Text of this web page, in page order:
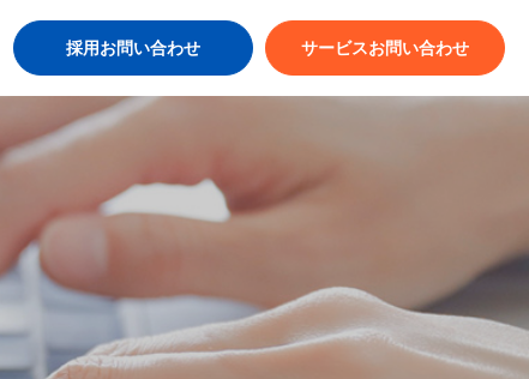
採用お問い合わせ サービスお問い合わせ